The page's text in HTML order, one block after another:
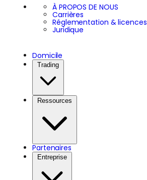
À PROPOS DE NOUS
Carrières
Réglementation & licences
Juridique
Domicile
Trading
Ressources
Partenaires
Entreprise